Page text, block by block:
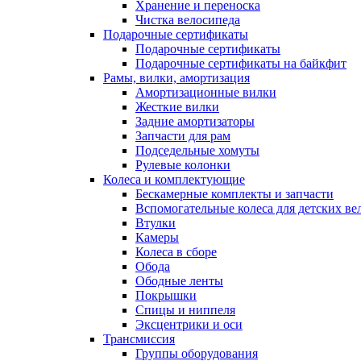
Хранение и переноска
Чистка велосипеда
Подарочные сертификаты
Подарочные сертификаты
Подарочные сертификаты на байкфит
Рамы, вилки, амортизация
Амортизационные вилки
Жесткие вилки
Задние амортизаторы
Запчасти для рам
Подседельные хомуты
Рулевые колонки
Колеса и комплектующие
Бескамерные комплекты и запчасти
Вспомогательные колеса для детских
Втулки
Камеры
Колеса в сборе
Обода
Ободные ленты
Покрышки
Спицы и ниппеля
Эксцентрики и оси
Трансмиссия
Группы оборудования